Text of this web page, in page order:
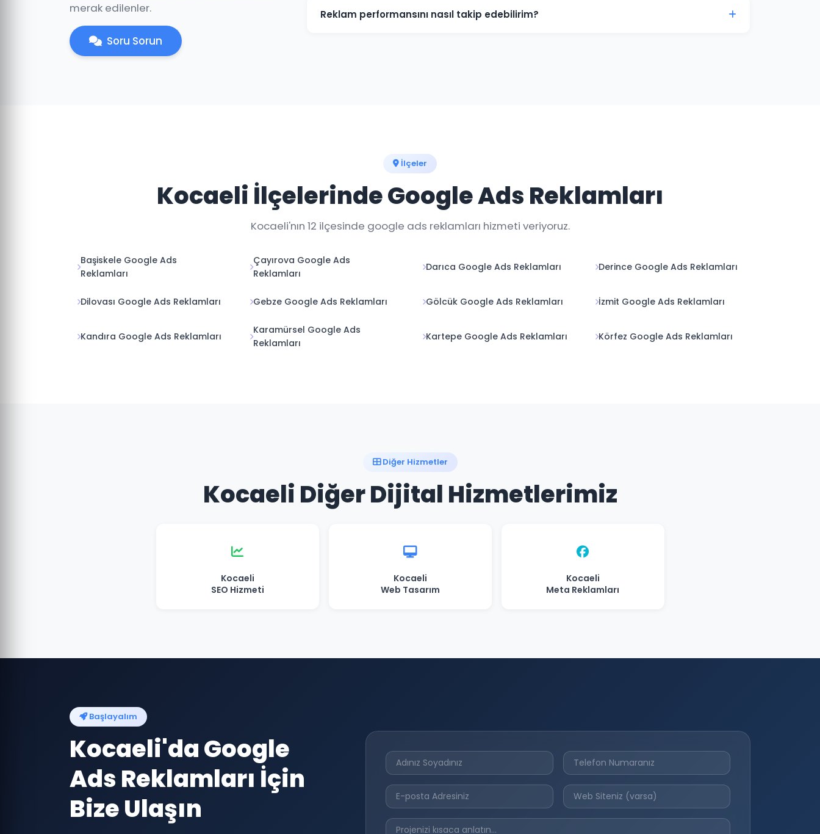
merak edilenler.
Soru Sorun
zaman sizindir.
Reklam performansını nasıl takip edebilirim?
İlçeler
Kocaeli İlçelerinde Google Ads Reklamları
Kocaeli'nın 12 ilçesinde google ads reklamları hizmeti veriyoruz.
Başiskele Google Ads
Reklamları
Çayırova Google Ads
Reklamları
Darıca Google Ads Reklamları Derince Google Ads Reklamları
Dilovası Google Ads Reklamları Gebze Google Ads Reklamları Gölcük Google Ads Reklamları İzmit Google Ads Reklamları
Kandıra Google Ads Reklamları
Karamürsel Google Ads
Reklamları
Kartepe Google Ads Reklamları Körfez Google Ads Reklamları
Diğer Hizmetler
Kocaeli Diğer Dijital Hizmetlerimiz
Kocaeli
SEO Hizmeti
Kocaeli
Web Tasarım
Kocaeli
Meta Reklamları
Başlayalım
Kocaeli'da Google
Ads Reklamları İçin
Bize Ulaşın